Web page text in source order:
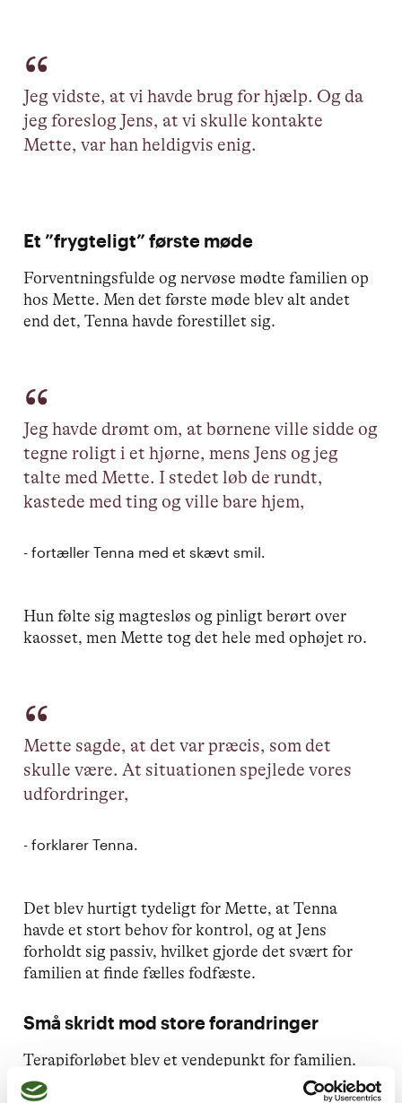
Jeg vidste, at vi havde brug for hjælp. Og da
jeg foreslog Jens, at vi skulle kontakte
Mette, var han heldigvis enig.
Et ”frygteligt” første møde
Forventningsfulde og nervøse mødte familien op
hos Mette. Men det første møde blev alt andet
end det, Tenna havde forestillet sig.
Jeg havde drømt om, at børnene ville sidde og
tegne roligt i et hjørne, mens Jens og jeg
talte med Mette. I stedet løb de rundt,
kastede med ting og ville bare hjem,
- fortæller Tenna med et skævt smil.
Hun følte sig magtesløs og pinligt berørt over
kaosset, men Mette tog det hele med ophøjet ro.
Mette sagde, at det var præcis, som det
skulle være. At situationen spejlede vores
udfordringer,
- forklarer Tenna.
Det blev hurtigt tydeligt for Mette, at Tenna
havde et stort behov for kontrol, og at Jens
forholdt sig passiv, hvilket gjorde det svært for
familien at finde fælles fodfæste.
Små skridt mod store forandringer
Terapiforløbet blev et vendepunkt for familien.
Gennem familieterapi og gruppeforløb hos Mette